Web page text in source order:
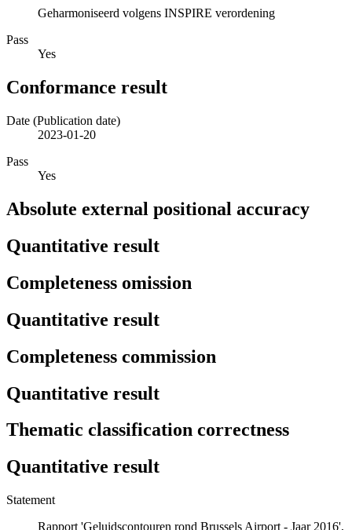
Geharmoniseerd volgens INSPIRE verordening
Pass
Yes
Conformance result
Date (Publication date)
2023-01-20
Pass
Yes
Absolute external positional accuracy
Quantitative result
Completeness omission
Quantitative result
Completeness commission
Quantitative result
Thematic classification correctness
Quantitative result
Statement
Rapport 'Geluidscontouren rond Brussels Airport - Jaar 2016',